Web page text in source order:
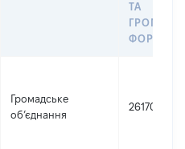
ТА
Громадське
об’єднання
26170188